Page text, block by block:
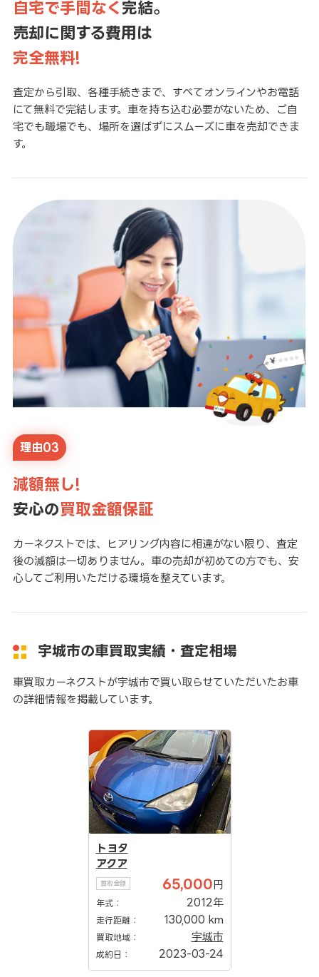
自宅で手間なく 完結。
売却に関する費用は
完全無料!
査定から引取、各種手続きまで、すべてオンラインやお電話
にて無料で完結します。車を持ち込む必要がないため、ご自
宅でも職場でも、場所を選ばずにスムーズに車を売却できま
す。
理由03
減額無し!
安心の買取金額保証
カーネクストでは、ヒアリング内容に相違がない限り、査定
後の減額は一切ありません。車の売却が初めての方でも、安
心してご利用いただける環境を整えています。
宇城市の車買取実績・査定相場
車買取カーネクストが宇城市で買い取らせていただいたお車
の詳細情報を掲載しています。
トヨタ
アクア
買取金額 65,000 円
年式： 2012年
走行距離： 130,000 km
買取地域： 宇城市
成約日： 2023-03-24